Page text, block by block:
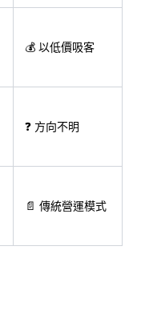
💰 以低價吸客
❓ 方向不明
📄 傳統營運模式